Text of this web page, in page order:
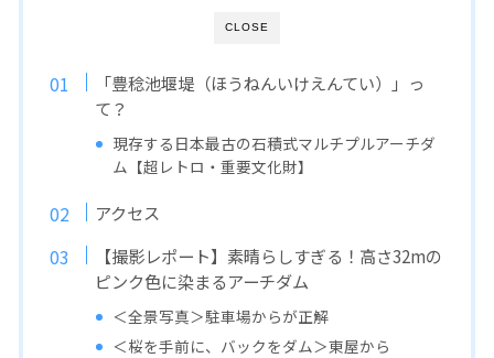
CLOSE
「豊稔池堰堤（ほうねんいけえんてい）」っ
て？
現存する日本最古の石積式マルチプルアーチダ
ム【超レトロ・重要文化財】
アクセス
【撮影レポート】素晴らしすぎる！高さ32mの
ピンク色に染まるアーチダム
＜全景写真＞駐車場からが正解
＜桜を手前に、バックをダム＞東屋から